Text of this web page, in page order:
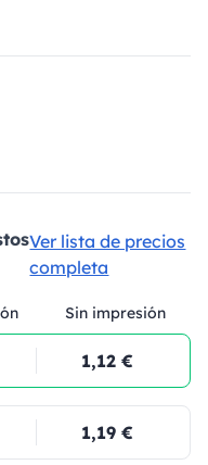
Ver lista de precios
completa
Sin impresión
1,12 €
1,19 €